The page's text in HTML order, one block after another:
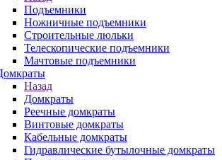
Подъемники
Ножничные подъемники
Строительные люльки
Телескопические подъемники
Мачтовые подъемники
Назад
Домкраты
Реечные домкраты
Винтовые домкраты
Кабельные домкраты
Гидравлические бутылочные домкраты